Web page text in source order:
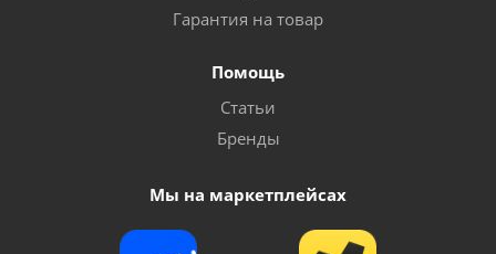
Гарантия на товар
Помощь
Статьи
Бренды
Мы на маркетплейсах